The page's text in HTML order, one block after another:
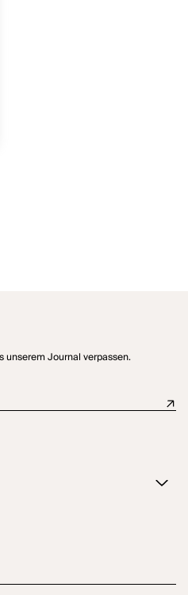
unserem Journal verpassen.